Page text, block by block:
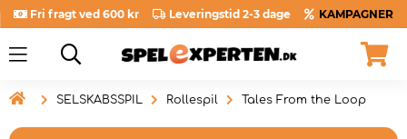
Fri fragt ved 600 kr Leveringstid 2-3 dage KAMPAGNER
 SELSKABSSPIL Rollespil Tales From the Loop